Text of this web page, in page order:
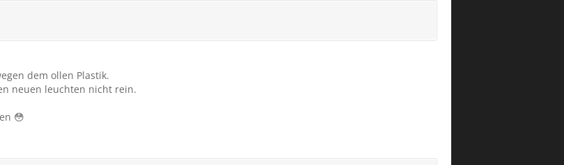
dem ollen Plastik.
neuen leuchten nicht rein.
😳